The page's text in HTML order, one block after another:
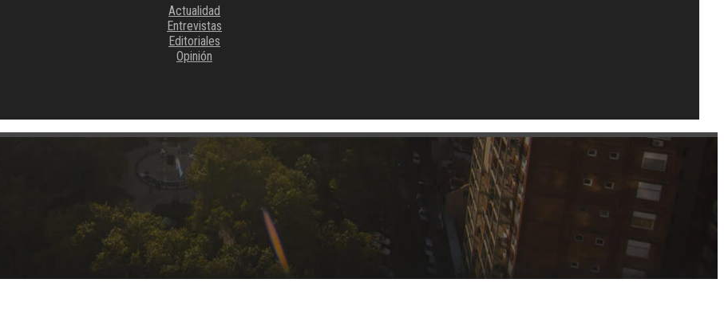
Actualidad
Entrevistas
Editoriales
Opinión